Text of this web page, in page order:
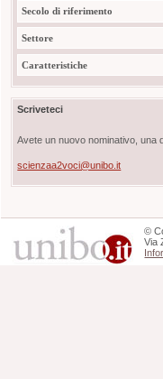
Secolo di riferimento
Settore
Caratteristiche
Scriveteci
Avete un nuovo nominativo, una
scienzaa2voci@unibo.it
©
Via